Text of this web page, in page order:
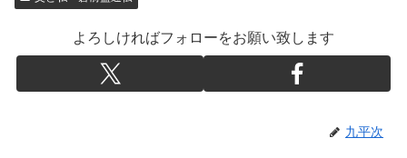
よろしければフォローをお願い致します
九平次